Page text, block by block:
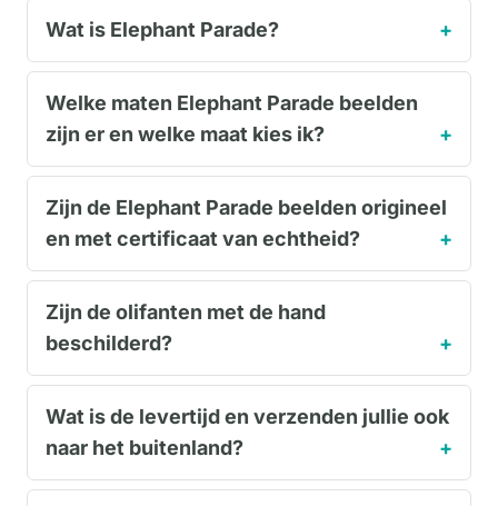
Wat is Elephant Parade?
Welke maten Elephant Parade beelden
zijn er en welke maat kies ik?
Zijn de Elephant Parade beelden origineel
en met certificaat van echtheid?
Zijn de olifanten met de hand
beschilderd?
Wat is de levertijd en verzenden jullie ook
naar het buitenland?